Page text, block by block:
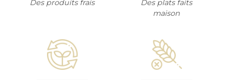
Des produits frais
Des plats faits
maison